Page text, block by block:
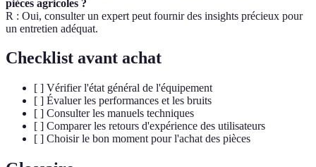
pièces agricoles ?
R : Oui, consulter un expert peut fournir des insights précieux pour
un entretien adéquat.
Checklist avant achat
[ ] Vérifier l'état général de l'équipement
[ ] Évaluer les performances et les bruits
[ ] Consulter les manuels techniques
[ ] Comparer les retours d'expérience des utilisateurs
[ ] Choisir le bon moment pour l'achat des pièces